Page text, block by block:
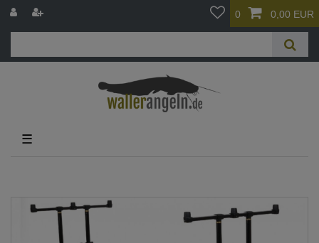
0 0,00 EUR
☰